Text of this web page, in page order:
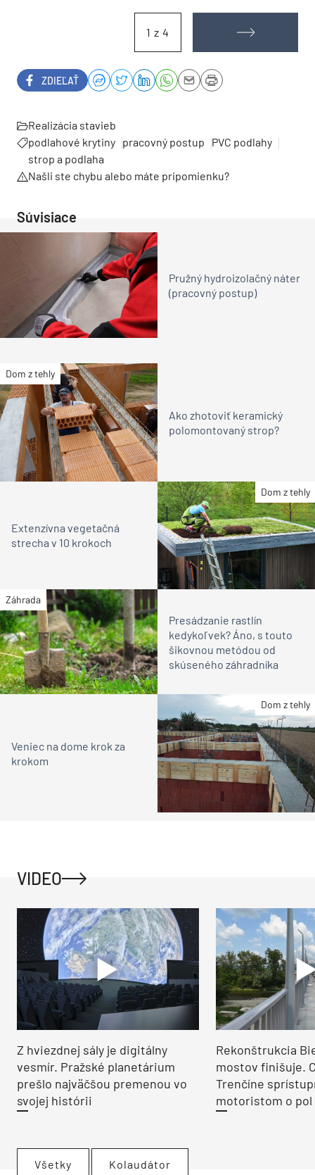
1 z 4
ZDIEĽAŤ
Realizácia stavieb
podlahové krytiny pracovný postup
PVC podlahy
strop a podlaha
Našli ste chybu alebo máte pripomienku?
Súvisiace
Pružný hydroizolačný náter
(pracovný postup)
Dom z tehly
Ako zhotoviť keramický
polomontovaný strop?
Dom z tehly
Extenzívna vegetačná
strecha v 10 krokoch
Záhrada
Presádzanie rastlín
kedykoľvek? Áno, s touto
šikovnou metódou od
skúseného záhradníka
Dom z tehly
Veniec na dome krok za
krokom
VIDEO
Z hviezdnej sály je digitálny
vesmír. Pražské planetárium
prešlo najväčšou premenou vo
svojej histórii
Rekonštrukcia
mostov finišuje.
Trenčíne
motoristom o pol
Všetky Kolaudátor